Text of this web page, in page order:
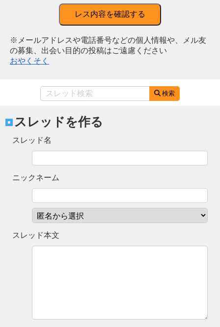
レス内容を確認する
※メールアドレスや電話番号などの個人情報や、メル友
の募集、出会い目的の投稿はご遠慮ください
おやくそく
検索
スレッドを作る
スレッド名
ニックネーム
スレッド本文